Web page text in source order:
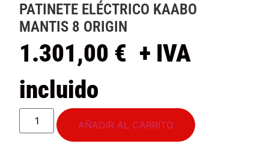
PATINETE ELÉCTRICO KAABO
MANTIS 8 ORIGIN
1.301,00 € + IVA
incluido
AÑADIR AL CARRITO